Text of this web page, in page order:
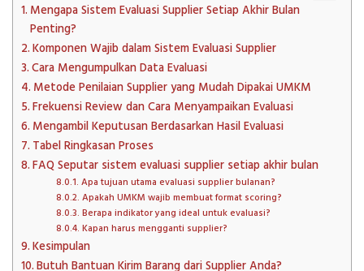
Mengapa Sistem Evaluasi Supplier Setiap Akhir Bulan
Penting?
Komponen Wajib dalam Sistem Evaluasi Supplier
Cara Mengumpulkan Data Evaluasi
Metode Penilaian Supplier yang Mudah Dipakai UMKM
Frekuensi Review dan Cara Menyampaikan Evaluasi
Mengambil Keputusan Berdasarkan Hasil Evaluasi
Tabel Ringkasan Proses
FAQ Seputar sistem evaluasi supplier setiap akhir bulan
Apa tujuan utama evaluasi supplier bulanan?
Apakah UMKM wajib membuat format scoring?
Berapa indikator yang ideal untuk evaluasi?
Kapan harus mengganti supplier?
Kesimpulan
Butuh Bantuan Kirim Barang dari Supplier Anda?